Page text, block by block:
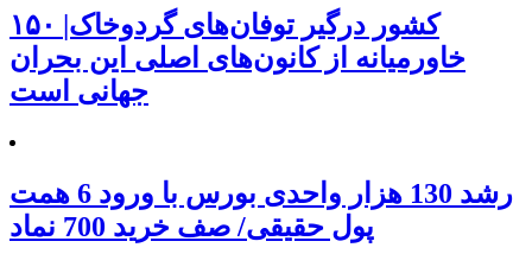
۱۵۰ کشور درگیر توفان‌های گردوخاک|
خاورمیانه از کانون‌های اصلی این بحران
جهانی است
رشد 130 هزار واحدی بورس با ورود 6 همت
پول حقیقی/ صف خرید 700 نماد